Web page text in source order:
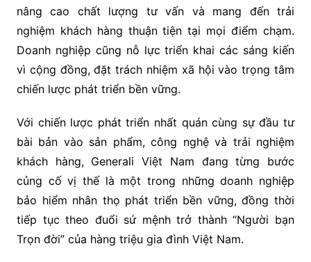
nâng cao chất lượng tư vấn và mang đến trải
nghiệm khách hàng thuận tiện tại mọi điểm chạm.
Doanh nghiệp cũng nỗ lực triển khai các sáng kiến
vì cộng đồng, đặt trách nhiệm xã hội vào trọng tâm
chiến lược phát triển bền vững.
Với chiến lược phát triển nhất quán cùng sự đầu tư
bài bản vào sản phẩm, công nghệ và trải nghiệm
khách hàng, Generali Việt Nam đang từng bước
củng cố vị thế là một trong những doanh nghiệp
bảo hiểm nhân thọ phát triển bền vững, đồng thời
tiếp tục theo đuổi sứ mệnh trở thành “Người bạn
Trọn đời” của hàng triệu gia đình Việt Nam.